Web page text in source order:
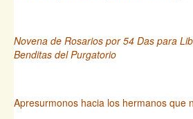
Novena de Rosarios por 54 Das para
Benditas del Purgatorio
Apresurmonos hacia los hermanos que